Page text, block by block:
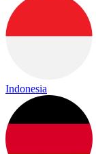
Indonesia